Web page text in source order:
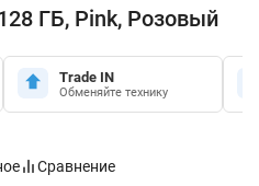
ГБ, Pink, Розовый
Trade IN
Обменяйте технику
Сравнение